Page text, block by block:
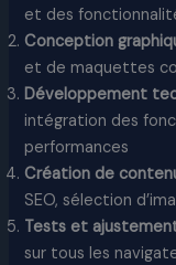
et des
Conception
et de maquettes
Développement
intégration des
performances
Création de
SEO, sélection
Tests et
sur tous les